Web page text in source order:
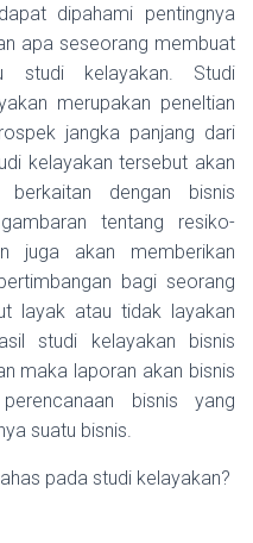
dipahami pentingnya
apa seseorang membuat
studi kelayakan. Studi
merupakan peneltian
jangka panjang dari
kelayakan tersebut akan
berkaitan dengan bisnis
tentang resiko-
juga akan memberikan
bagi seorang
layak atau tidak layakan
studi kelayakan bisnis
maka laporan akan bisnis
bisnis yang
suatu bisnis.
pada studi kelayakan?